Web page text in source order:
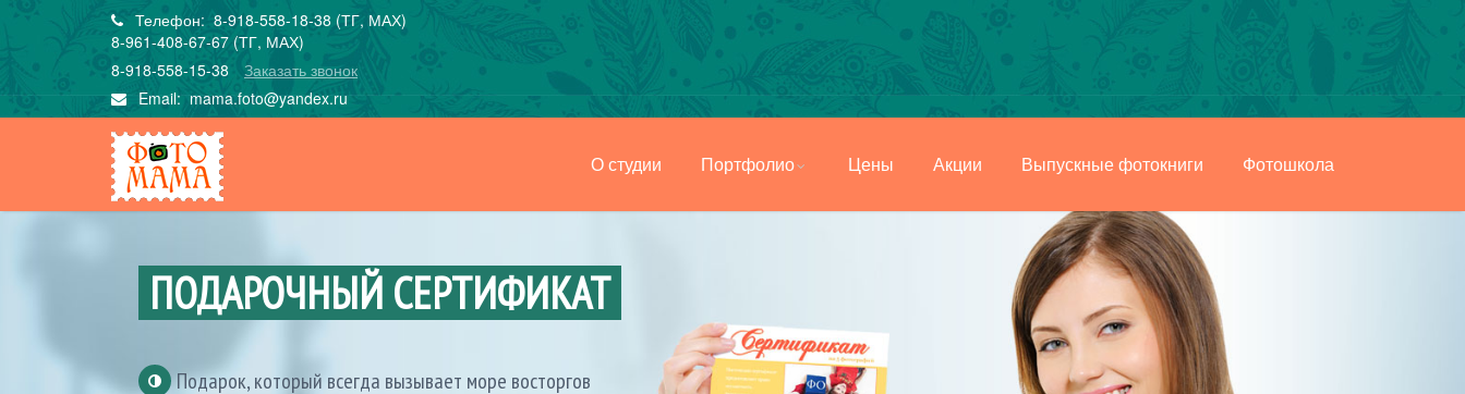
Телефон: 8-918-558-18-38 (ТГ, МАХ)
8-961-408-67-67 (ТГ, МАХ)
8-918-558-15-38
Заказать звонок
Email:mama.foto@yandex.ru
О студии Портфолио Цены Акции Выпускные фотокниги Фотошкола
ПОДАРОЧНЫЙ СЕРТИФИКАТ